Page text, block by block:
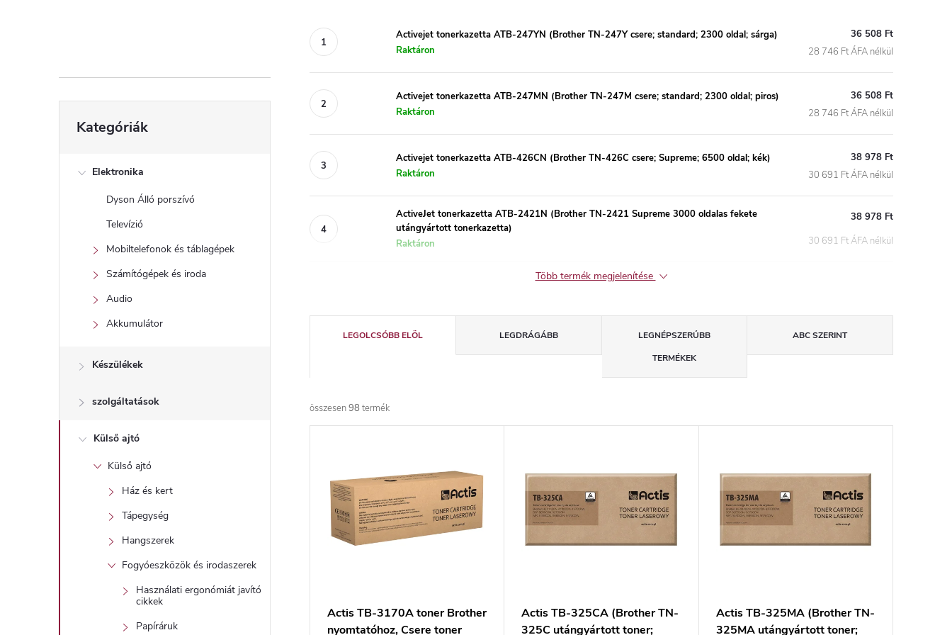
l
sátugrása
Kategóriák
Elektronika
Dyson Álló porszívó
Televízió
Mobiltelefonok és táblagépek
Számítógépek és iroda
Audio
Akkumulátor
Készülékek
szolgáltatások
Külső ajtó
Külső ajtó
Ház és kert
Tápegység
Hangszerek
Fogyóeszközök és irodaszerek
Használati ergonómiát javító
cikkek
Papíráruk
Activejet tonerkazetta ATB-247YN (Brother TN-247Y csere; standard; 2300 oldal; sárga)
Raktáron
36 508 Ft
28 746 Ft ÁFA nélkül
Activejet tonerkazetta ATB-247MN (Brother TN-247M csere; standard; 2300 oldal; piros)
Raktáron
36 508 Ft
28 746 Ft ÁFA nélkül
Activejet tonerkazetta ATB-426CN (Brother TN-426C csere; Supreme; 6500 oldal; kék)
Raktáron
38 978 Ft
30 691 Ft ÁFA nélkül
ActiveJet tonerkazetta ATB-2421N (Brother TN-2421 Supreme 3000 oldalas fekete
utángyártott tonerkazetta)
Raktáron
38 978 Ft
30 691 Ft ÁFA nélkül
Több termék megjelenítése
e
r
m
LEGOLCSÓBB ELÖL LEGDRÁGÁBB
LEGNÉPSZERŰBB
TERMÉKEK
ABC SZERINT
összesen98 termék
m
Actis TB-3170A toner Brother
nyomtatóhoz, Csere toner
Actis TB-325CA (Brother TN-
325C utángyártott toner;
Actis TB-325MA (Brother TN-
325MA utángyártott toner;